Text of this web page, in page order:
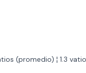
(promedio) ¦ 1.3